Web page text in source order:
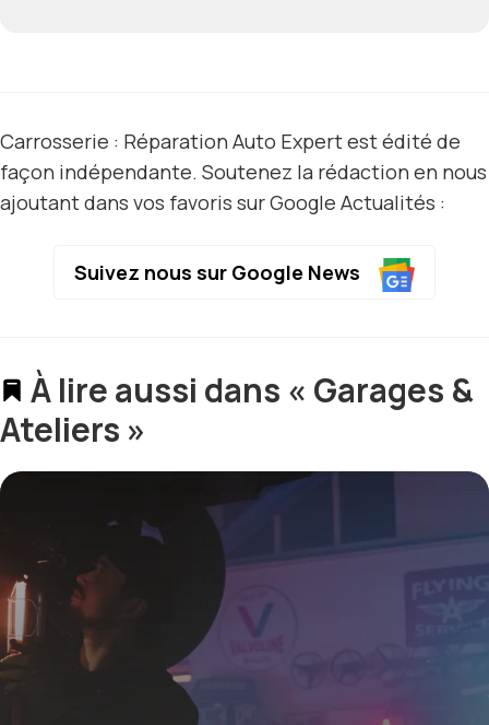
Carrosserie : Réparation Auto Expert est édité de
façon indépendante. Soutenez la rédaction en nous
ajoutant dans vos favoris sur Google Actualités :
Suivez nous sur Google News
À lire aussi dans « Garages &
Ateliers »